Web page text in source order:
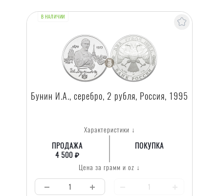
В НАЛИЧИИ
Бунин И.А., серебро, 2 рубля, Россия, 1995
Характеристики ↓
ПРОДАЖА
4 500 ₽
ПОКУПКА
Цена за грамм и oz ↓